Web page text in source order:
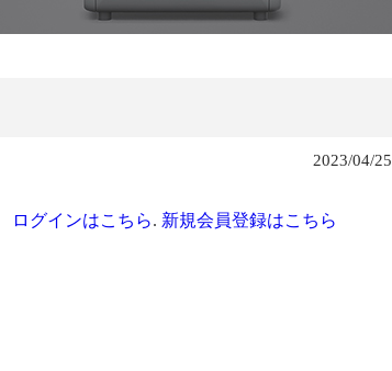
2023/04/25
ログインはこちら. 新規会員登録はこちら